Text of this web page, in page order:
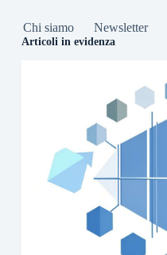
Chi siamo Newsletter
Articoli in evidenza